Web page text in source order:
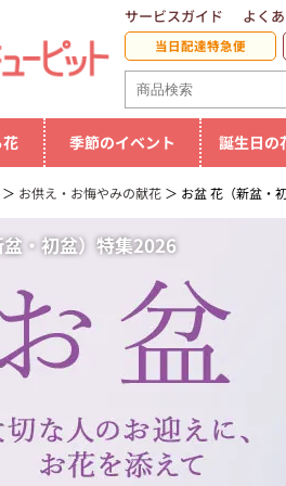
サービスガイド よく
当日配達特急便
季節のイベント 誕生日の
お供え・お悔やみの献花 お盆 花（新盆・
・初盆）特集2026